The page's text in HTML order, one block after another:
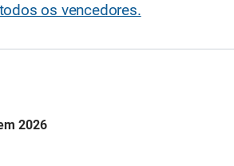
todos os vencedores.
2026